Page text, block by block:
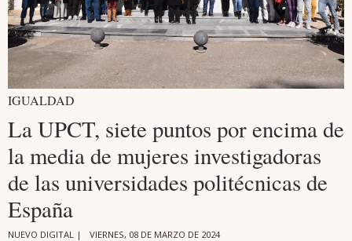
IGUALDAD
La UPCT, siete puntos por encima de
la media de mujeres investigadoras
de las universidades politécnicas de
España
NUEVO DIGITAL | VIERNES, 08 DE MARZO DE 2024